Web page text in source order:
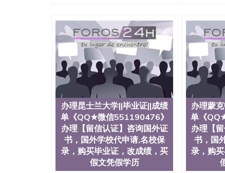
立大学学历证书（San Jose State University
塞州立大学学历证书（San Jose State
读CQU中央昆士兰大学学历 绩单购买学位证
学历offieUniversityofSouthernQueensland 澳
央昆士兰大学学历成绩单购买学位证书/澳洲
理南加州大学||毕业证||成绩单《QQ★微信
名校保录，购买毕业证，改成绩，买假文凭假
作文凭，学历，回国找工作买学历，网上购买
务）录取通知书，雅思University of Southern
办理昆士兰大学||毕业证||成绩
单《QQ★微信551190476》
办理【留信认证】咨询国外证
书，国外学校代申请,名校保
录，购买毕业证，改成绩，买
假文凭假学历
办理蒙
单《
办理【
书，国
录，购